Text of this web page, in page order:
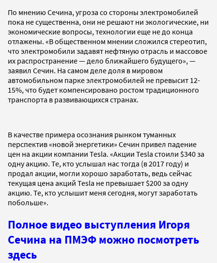
По мнению Сечина, угроза со стороны электромобилей
пока не существенна, они не решают ни экологические, ни
экономические вопросы, технологии еще не до конца
отлажены. «В общественном мнении сложился стереотип,
что электромобили задавят нефтяную отрасль и массовое
их распространение — дело ближайшего будущего», —
заявил Сечин. На самом деле доля в мировом
автомобильном парке электромобилей не превысит 12-
15%, что будет компенсировано ростом традиционного
транспорта в развивающихся странах.
В качестве примера осознания рынком туманных
перспектив «новой энергетики» Сечин привел падение
цен на акции компании Tesla. «Акции Tesla стоили $340 за
одну акцию. Те, кто услышал нас тогда (в 2017 году) и
продал акции, могли хорошо заработать, ведь сейчас
текущая цена акций Tesla не превышает $200 за одну
акцию. Те, кто услышит меня сегодня, могут заработать
побольше».
Полное видео выступления Игоря
Сечина на ПМЭФ можно посмотреть
здесь